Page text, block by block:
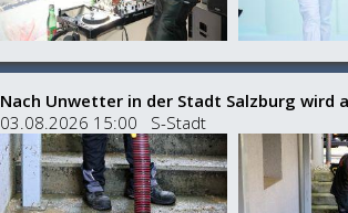
Nach Unwetter in der Stadt Salzburg wird
03.08.2026 15:00 S-Stadt